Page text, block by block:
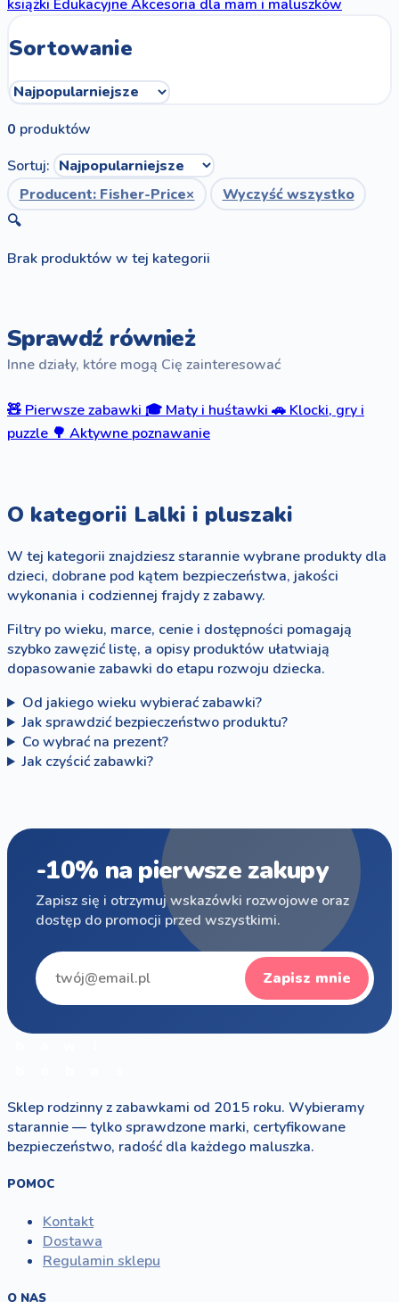
książkiEdukacyjneAkcesoria dla mam i maluszków
Sortowanie
0 produktów
Sortuj:
Producent: Fisher-Price×
Wyczyść wszystko
🔍
Brak produktów w tej kategorii
Sprawdź również
Inne działy, które mogą Cię zainteresować
🧸 Pierwsze zabawki 🎓 Maty i huśtawki 🚗 Klocki, gry i
puzzle 🌳 Aktywne poznawanie
O kategorii Lalki i pluszaki
W tej kategorii znajdziesz starannie wybrane produkty dla
dzieci, dobrane pod kątem bezpieczeństwa, jakości
wykonania i codziennej frajdy z zabawy.
Filtry po wieku, marce, cenie i dostępności pomagają
szybko zawęzić listę, a opisy produktów ułatwiają
dopasowanie zabawki do etapu rozwoju dziecka.
Od jakiego wieku wybierać zabawki?
Jak sprawdzić bezpieczeństwo produktu?
Co wybrać na prezent?
Jak czyścić zabawki?
-10% na pierwsze zakupy
Zapisz się i otrzymuj wskazówki rozwojowe oraz
dostęp do promocji przed wszystkimi.
Zapisz mnie
Sklep rodzinny z zabawkami od 2015 roku. Wybieramy
starannie — tylko sprawdzone marki, certyfikowane
bezpieczeństwo, radość dla każdego maluszka.
POMOC
Kontakt
Dostawa
Regulamin sklepu
O NAS